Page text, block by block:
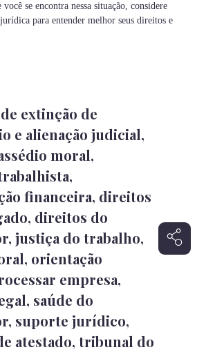
você se encontra nessa situação, considere
para entender melhor seus direitos e
extinção de
e alienação judicial,
moral,
,
financeira, direitos
, direitos do
, justiça do trabalho,
, orientação
empresa,
, saúde do
, suporte jurídico,
atestado, tribunal do